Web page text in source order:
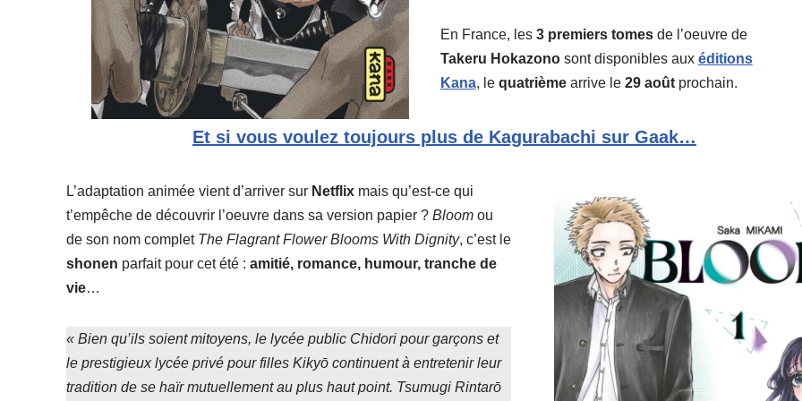
En France, les 3 premiers tomesde l’oeuvre de
Takeru Hokazono sont disponibles aux éditions
Kana, le quatrièmearrive le 29 aoûtprochain.
Et si vous voulez toujours plus de Kagurabachi sur Gaak…
L’adaptation animée vient d’arriver sur Netflixmais qu’est-ce qui
t’empêche de découvrir l’oeuvre dans sa version papier ? Bloomou
de son nom complet The Flagrant Flower Blooms With Dignity, c’est le
shonen parfait pour cet été : amitié, romance, humour, tranche de
vie…
« Bien qu’ils soient mitoyens, le lycée public Chidori pour garçons et
le prestigieux lycée privé pour filles Kikyō continuent à entretenir leur
tradition de se haïr mutuellement au plus haut point. Tsumugi Rintarō